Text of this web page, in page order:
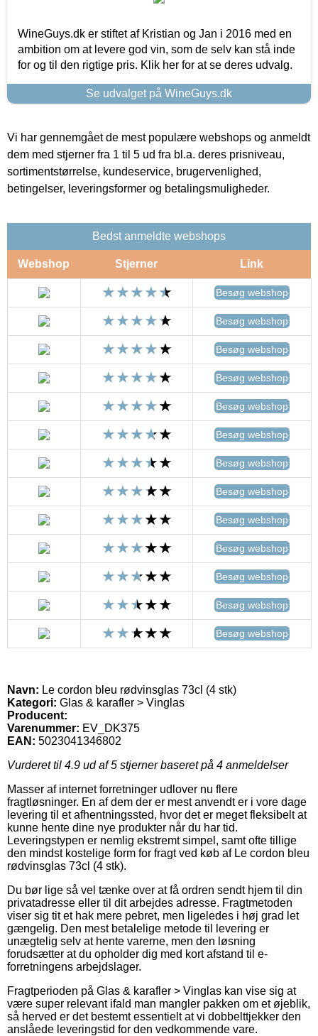
WineGuys.dk er stiftet af Kristian og Jan i 2016 med en
ambition om at levere god vin, som de selv kan stå inde
for og til den rigtige pris. Klik her for at se deres udvalg.
Se udvalget på WineGuys.dk
Vi har gennemgået de mest populære webshops og anmeldt
dem med stjerner fra 1 til 5 ud fra bl.a. deres prisniveau,
sortimentstørrelse, kundeservice, brugervenlighed,
betingelser, leveringsformer og betalingsmuligheder.
Bedst anmeldte webshops
Webshop Stjerner Link
Besøg webshop
Besøg webshop
Besøg webshop
Besøg webshop
Besøg webshop
Besøg webshop
Besøg webshop
Besøg webshop
Besøg webshop
Besøg webshop
Besøg webshop
Besøg webshop
Besøg webshop
Navn: Le cordon bleu rødvinsglas 73cl (4 stk)
Kategori: Glas & karafler > Vinglas
Producent:
Varenummer: EV_DK375
EAN: 5023041346802
Vurderet til 4.9 ud af 5 stjerner baseret på 4 anmeldelser
Masser af internet forretninger udlover nu flere
fragtløsninger. En af dem der er mest anvendt er i vore dage
levering til et afhentningssted, hvor det er meget fleksibelt at
kunne hente dine nye produkter når du har tid.
Leveringstypen er nemlig ekstremt simpel, samt ofte tillige
den mindst kostelige form for fragt ved køb af Le cordon bleu
rødvinsglas 73cl (4 stk).
Du bør lige så vel tænke over at få ordren sendt hjem til din
privatadresse eller til dit arbejdes adresse. Fragtmetoden
viser sig tit et hak mere pebret, men ligeledes i høj grad let
gængelig. Den mest betalelige metode til levering er
unægtelig selv at hente varerne, men den løsning
forudsætter at du opholder dig med kort afstand til e-
forretningens arbejdslager.
Fragtperioden på Glas & karafler > Vinglas kan vise sig at
være super relevant ifald man mangler pakken om et øjeblik,
så herved er det bestemt essentielt at vi dobbelttjekker den
anslåede leveringstid for den vedkommende vare.